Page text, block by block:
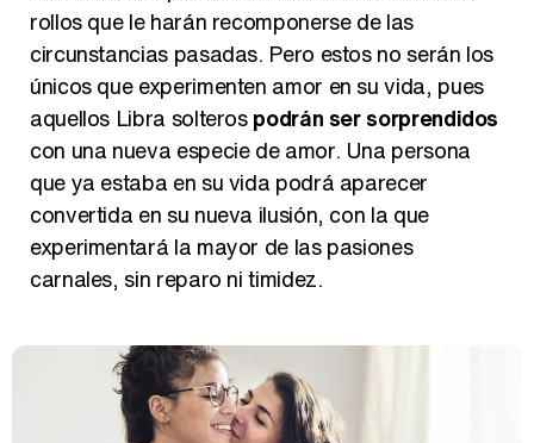
Así se tomó Felipe VI que la Infanta Sofía no quisiera recibir formación militar
rollos que le harán recomponerse de las
circunstancias pasadas. Pero estos no serán los
únicos que experimenten amor en su vida, pues
aquellos Libra solterospodrán ser sorprendidos
con una nueva especie de amor. Una persona
que ya estaba en su vida podrá aparecer
convertida en su nueva ilusión, con la que
experimentará la mayor de las pasiones
carnales, sin reparo ni timidez.